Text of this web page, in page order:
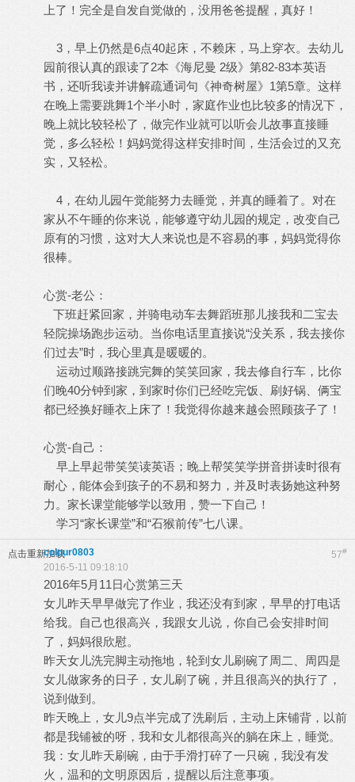
上了！完全是自发自觉做的，没用爸爸提醒，真好！
3，早上仍然是6点40起床，不赖床，马上穿衣。去幼儿
园前很认真的跟读了2本《海尼曼 2级》第82-83本英语
书，还听我读并讲解疏通词句《神奇树屋》1第5章。这样
在晚上需要跳舞1个半小时，家庭作业也比较多的情况下，
晚上就比较轻松了，做完作业就可以听会儿故事直接睡
觉，多么轻松！妈妈觉得这样安排时间，生活会过的又充
实，又轻松。
4，在幼儿园午觉能努力去睡觉，并真的睡着了。对在
家从不午睡的你来说，能够遵守幼儿园的规定，改变自己
原有的习惯，这对大人来说也是不容易的事，妈妈觉得你
很棒。
心赏-老公：
下班赶紧回家，并骑电动车去舞蹈班那儿接我和二宝去
轻院操场跑步运动。当你电话里直接说“没关系，我去接你
们过去”时，我心里真是暖暖的。
运动过顺路接跳完舞的笑笑回家，我去修自行车，比你
们晚40分钟到家，到家时你们已经吃完饭、刷好锅、俩宝
都已经换好睡衣上床了！我觉得你越来越会照顾孩子了！
心赏-自己：
早上早起带笑笑读英语；晚上帮笑笑学拼音拼读时很有
耐心，能体会到孩子的不易和努力，并及时表扬她这种努
力。家长课堂能够学以致用，赞一下自己！
学习“家长课堂”和“石猴前传”七八课。
点击重新加载 57#
colour0803
2016-5-11 09:18:10
2016年5月11日心赏第三天
女儿昨天早早做完了作业，我还没有到家，早早的打电话
给我。自己也很高兴，我跟女儿说，你自己会安排时间
了，妈妈很欣慰。
昨天女儿洗完脚主动拖地，轮到女儿刷碗了周二、周四是
女儿做家务的日子，女儿刷了碗，并且很高兴的执行了，
说到做到。
昨天晚上，女儿9点半完成了洗刷后，主动上床铺背，以前
都是我铺被的呀，我和女儿都很高兴的躺在床上，睡觉。
我：女儿昨天刷碗，由于手滑打碎了一只碗，我没有发
火，温和的文明原因后，提醒以后注意事项。